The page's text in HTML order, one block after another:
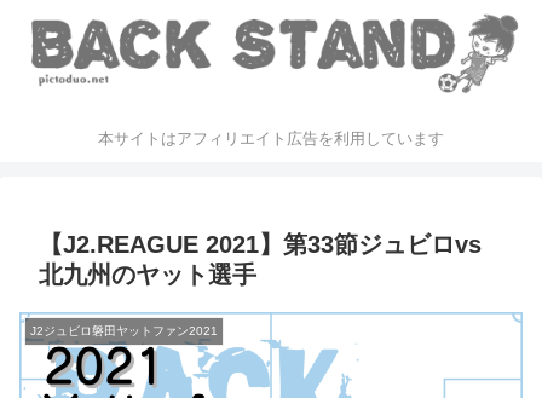
本サイトはアフィリエイト広告を利用しています
【J2.REAGUE 2021】第33節ジュビロvs
北九州のヤット選手
J2ジュビロ磐田ヤットファン2021